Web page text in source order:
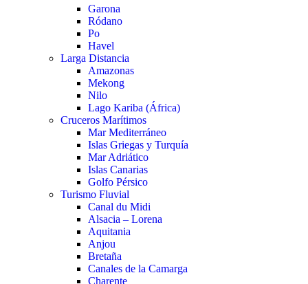
Garona
Ródano
Po
Havel
Larga Distancia
Amazonas
Mekong
Nilo
Lago Kariba (África)
Cruceros Marítimos
Mar Mediterráneo
Islas Griegas y Turquía
Mar Adriático
Islas Canarias
Golfo Pérsico
Turismo Fluvial
Canal du Midi
Alsacia – Lorena
Aquitania
Anjou
Bretaña
Canales de la Camarga
Charente